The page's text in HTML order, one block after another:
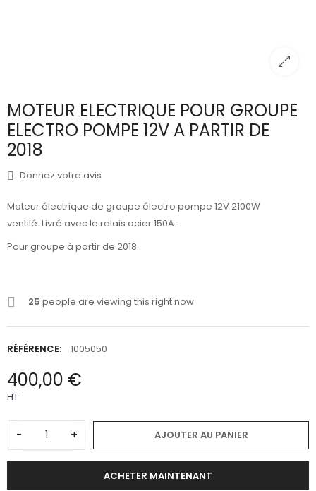
MOTEUR ELECTRIQUE POUR GROUPE
ELECTRO POMPE 12V A PARTIR DE
2018
Donnez votre avis
Moteur électrique de groupe électro pompe 12V 2100W
ventilé. Livré avec le relais acier 150A.
Pour groupe à partir de 2018.
25 people are viewing this right now
RÉFÉRENCE: 1005050
400,00 €
HT
- + AJOUTER AU PANIER
ACHETER MAINTENANT